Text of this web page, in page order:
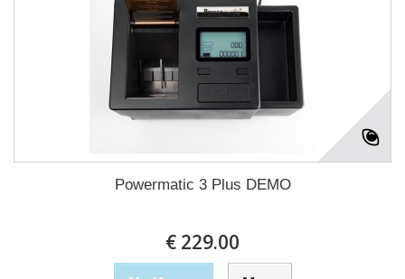
Powermatic 3 Plus DEMO
€ 229.00